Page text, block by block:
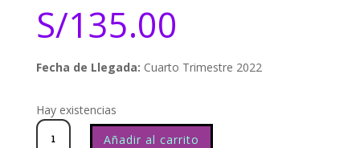
S/135.00
Fecha de Llegada: Cuarto Trimestre 2022
Hay existencias
Exclusive
Naruto
Hashirama
&Tobirama
cantidad Añadir al carrito